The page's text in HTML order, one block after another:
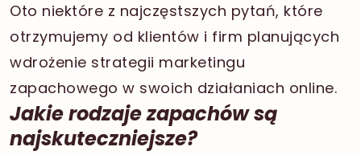
Oto niektóre z najczęstszych pytań, które
otrzymujemy od klientów i firm planujących
wdrożenie strategii marketingu
zapachowego w swoich działaniach online.
Jakie rodzaje zapachów są
najskuteczniejsze?